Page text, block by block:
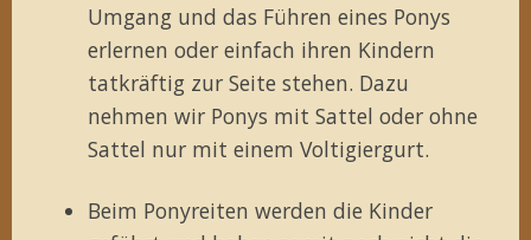
Umgang und das Führen eines Ponys
erlernen oder einfach ihren Kindern
tatkräftig zur Seite stehen. Dazu
nehmen wir Ponys mit Sattel oder ohne
Sattel nur mit einem Voltigiergurt.
Beim Ponyreiten werden die Kinder